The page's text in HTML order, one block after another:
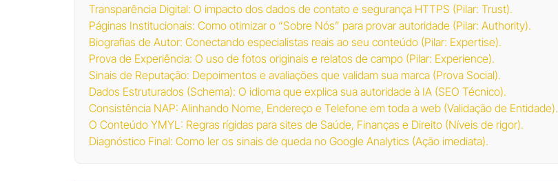
Transparência Digital: O impacto dos dados de contato e segurança HTTPS (Pilar: Trust).
Páginas Institucionais: Como otimizar o “Sobre Nós” para provar autoridade (Pilar: Authority).
Biografias de Autor: Conectando especialistas reais ao seu conteúdo (Pilar: Expertise).
Prova de Experiência: O uso de fotos originais e relatos de campo (Pilar: Experience).
Sinais de Reputação: Depoimentos e avaliações que validam sua marca (Prova Social).
Dados Estruturados (Schema): O idioma que explica sua autoridade à IA (SEO Técnico).
Consistência NAP: Alinhando Nome, Endereço e Telefone em toda a web (Validação de Entidade).
O Conteúdo YMYL: Regras rígidas para sites de Saúde, Finanças e Direito (Níveis de rigor).
Diagnóstico Final: Como ler os sinais de queda no Google Analytics (Ação imediata).